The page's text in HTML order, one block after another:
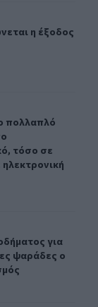
η έξοδος
η έξοδος
πολλαπλό
πολλαπλό
τόσο σε
για
για
ψαράδες ο